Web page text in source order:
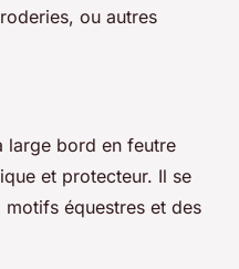
ou autres
large bord en feutre
et protecteur. Il se
équestres et des